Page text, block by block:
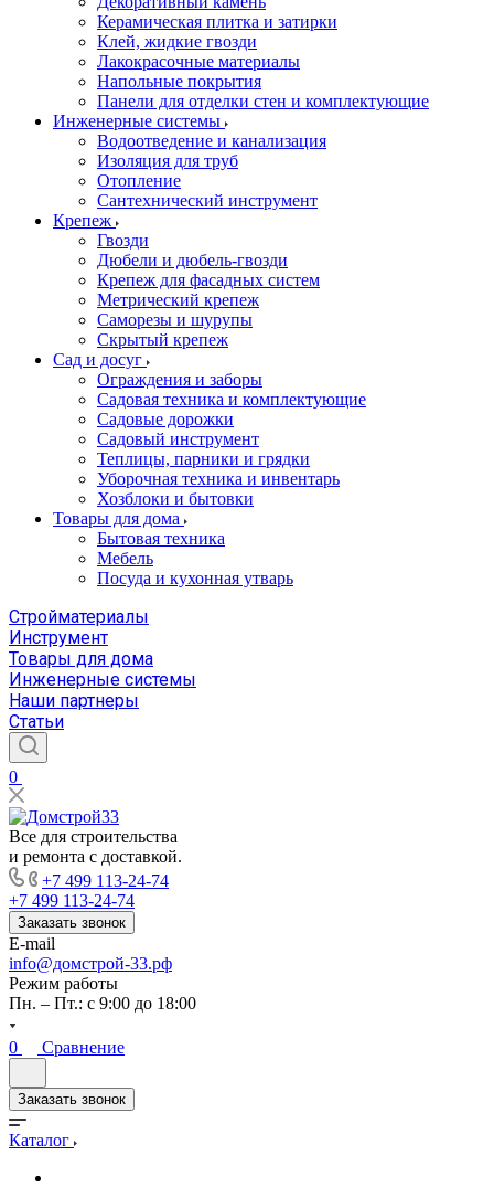
Керамическая плитка и затирки
Клей, жидкие гвозди
Лакокрасочные материалы
Напольные покрытия
Панели для отделки стен и комплектующие
Инженерные системы
Водоотведение и канализация
Изоляция для труб
Отопление
Сантехнический инструмент
Крепеж
Гвозди
Дюбели и дюбель-гвозди
Крепеж для фасадных систем
Метрический крепеж
Саморезы и шурупы
Скрытый крепеж
Сад и досуг
Ограждения и заборы
Садовая техника и комплектующие
Садовые дорожки
Садовый инструмент
Теплицы, парники и грядки
Уборочная техника и инвентарь
Хозблоки и бытовки
Товары для дома
Бытовая техника
Мебель
Посуда и кухонная утварь
Стройматериалы
Инструмент
Товары для дома
Инженерные системы
Наши партнеры
Статьи
0
Все для строительства
и ремонта с доставкой.
+7 499 113-24-74
+7 499 113-24-74
Заказать звонок
E-mail
info@домстрой-33.рф
Режим работы
Пн. – Пт.: с 9:00 до 18:00
0 Сравнение
Заказать звонок
Каталог